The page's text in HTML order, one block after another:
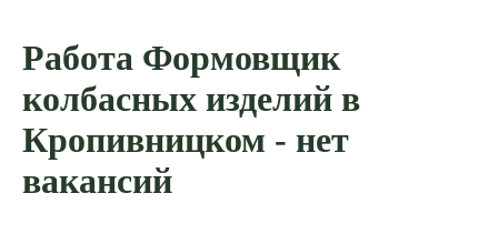
Работа Формовщик
колбасных изделий в
Кропивницком - нет
вакансий